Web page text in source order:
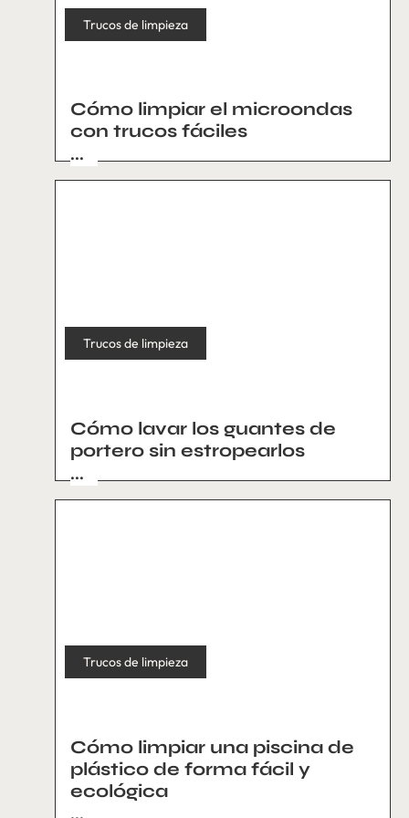
Trucos de limpieza
Cómo limpiar el microondas
con trucos fáciles
...
Trucos de limpieza
Cómo lavar los guantes de
portero sin estropearlos
...
Trucos de limpieza
Cómo limpiar una piscina de
plástico de forma fácil y
ecológica
...